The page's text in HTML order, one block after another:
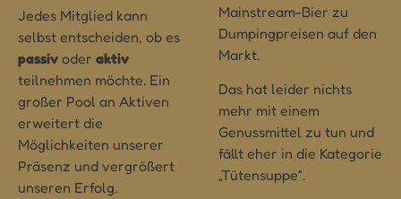
Jedes Mitglied kann
selbst entscheiden, ob es
passiv oder aktiv
teilnehmen möchte. Ein
großer Pool an Aktiven
erweitert die
Möglichkeiten unserer
Präsenz und vergrößert
unseren Erfolg.
Mainstream-Bier zu
Dumpingpreisen auf den
Markt.
Das hat leider nichts
mehr mit einem
Genussmittel zu tun und
fällt eher in die Kategorie
„Tütensuppe“.